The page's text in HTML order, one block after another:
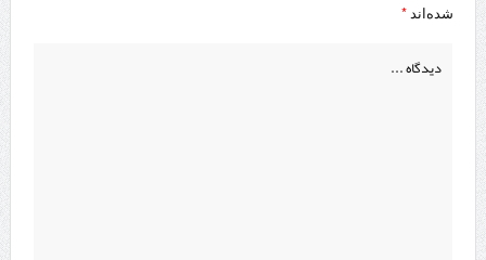
شده‌اند *